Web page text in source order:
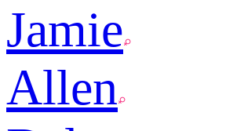
Jamie
Allen